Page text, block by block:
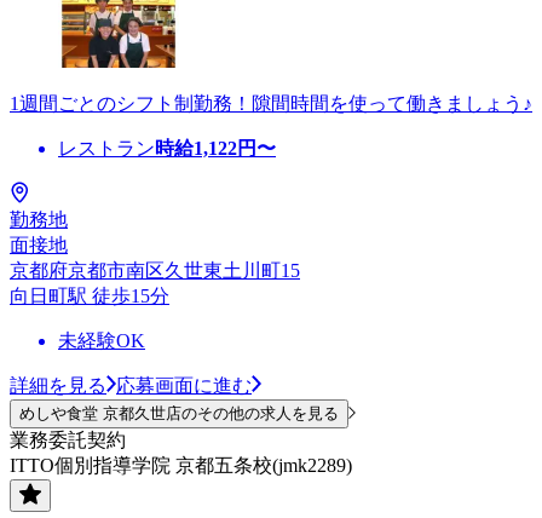
1週間ごとのシフト制勤務！隙間時間を使って働きましょう♪
レストラン時給1,122円〜
勤務地
面接地
京都府京都市南区久世東土川町15
向日町駅 徒歩15分
未経験OK
詳細を見る 応募画面に進む
めしや食堂 京都久世店のその他の求人を見る
業務委託契約
ITTO個別指導学院 京都五条校(jmk2289)